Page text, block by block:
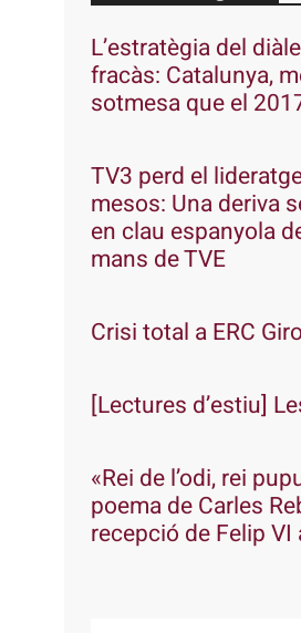
L’estratègia del
fracàs: Catalunya,
sotmesa que el
TV3 perd el
mesos: Una deriva
en clau espanyola
mans de TVE
Crisi total a ERC
[Lectures d’estiu]
«Rei de l’odi, rei
poema de Carles
recepció de Felip VI